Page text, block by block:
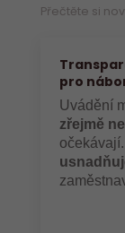
Přečtěte si
pro
Uvádění
zřejmě